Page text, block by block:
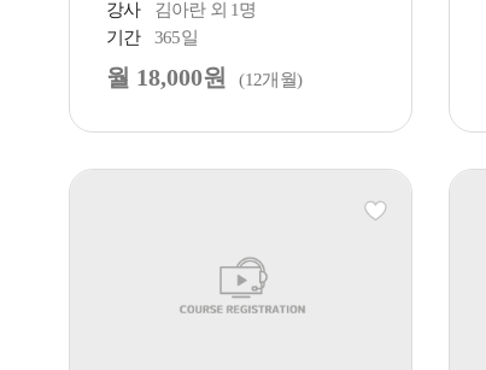
강사
김아란 외 1명
기간
365일
월 18,000원 (12개월)